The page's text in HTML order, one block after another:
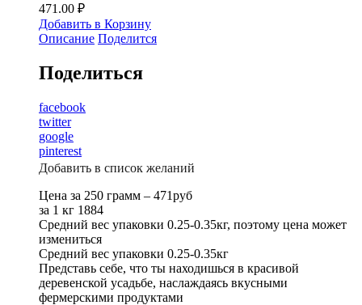
471.00 ₽
Добавить в Корзину
Описание Поделится
Поделиться
facebook
twitter
google
pinterest
Добавить в список желаний
Цена за 250 грамм – 471руб
за 1 кг 1884
Средний вес упаковки 0.25-0.35кг, поэтому цена может
измениться
Средний вес упаковки 0.25-0.35кг
Представь себе, что ты находишься в красивой
деревенской усадьбе, наслаждаясь вкусными
фермерскими продуктами